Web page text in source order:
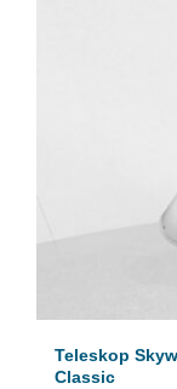
Teleskop
Classic